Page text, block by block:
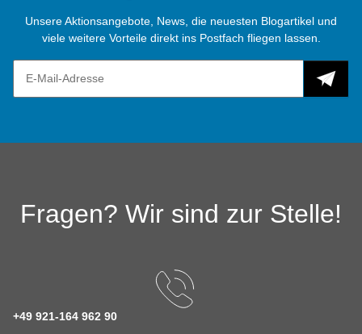
Unsere Aktionsangebote, News, die neuesten Blogartikel und
viele weitere Vorteile direkt ins Postfach fliegen lassen.
Fragen? Wir sind zur Stelle!
+49 921-164 962 90